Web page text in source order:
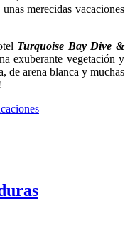
merecidas vacaciones
Turquoise Bay Dive &
exuberante vegetación y
de arena blanca y muchas